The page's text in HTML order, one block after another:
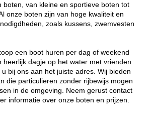
boten, van kleine en sportieve boten tot
onze boten zijn van hoge kwaliteit en
zoals kussens, zwemvesten
een boot huren per dag of weekend
heerlijk dagje op het water met vrienden
bij ons aan het juiste adres. Wij bieden
die particulieren zonder rijbewijs mogen
in de omgeving. Neem gerust contact
informatie over onze boten en prijzen.